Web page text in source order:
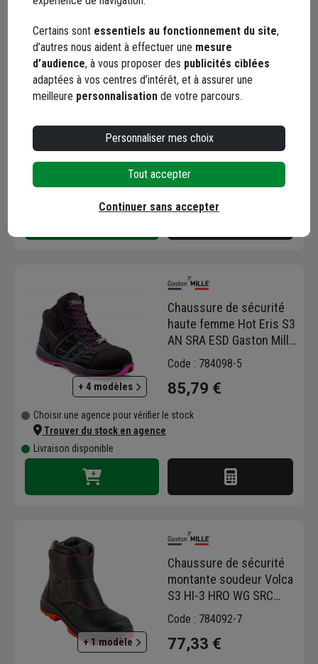
+ 9 modèles
Chaussure de sécurité
basse Gaston Mille
Pepper spéciale BTP -
S3L HI CI FO LG SR - taille
75,76 €
Choisir une agence pour vérifier le stock
Trouver du stock en agence
+ 4 modèles
Chaussure de sécurité
haute femme Hot Eris S3
AN SRA ESD Gaston Mille
noir rose - Taille 38
Code : 784098-5
85,79 €
Choisir une agence pour vérifier le stock
Trouver du stock en agence
Livraison disponible
+ 1 modèle
Chaussure de sécurité
montante soudeur Volca
S3 HI-3 HRO WG SRC
Gaston Mille - Taille 44
Code : 784092-7
77,33 €
Certains sont essentiels au fonctionnement du site,
d’autres nous aident à effectuer une mesure
d’audience, à vous proposer des publicités ciblées
adaptées à vos centres d’intérêt, et à assurer une
meilleure personnalisation de votre parcours.
Personnaliser mes choix
Tout accepter
Continuer sans accepter